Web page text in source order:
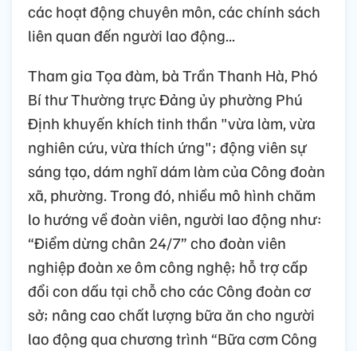
các hoạt động chuyên môn, các chính sách
liên quan đến người lao động...
Tham gia Tọa đàm, bà Trần Thanh Hà, Phó
Bí thư Thường trực Đảng ủy phường Phú
Định khuyến khích tinh thần "vừa làm, vừa
nghiên cứu, vừa thích ứng"; động viên sự
sáng tạo, dám nghĩ dám làm của Công đoàn
xã, phường. Trong đó, nhiều mô hình chăm
lo hướng về đoàn viên, người lao động như:
“Điểm dừng chân 24/7” cho đoàn viên
nghiệp đoàn xe ôm công nghệ; hỗ trợ cấp
đổi con dấu tại chỗ cho các Công đoàn cơ
sở; nâng cao chất lượng bữa ăn cho người
lao động qua chương trình “Bữa cơm Công